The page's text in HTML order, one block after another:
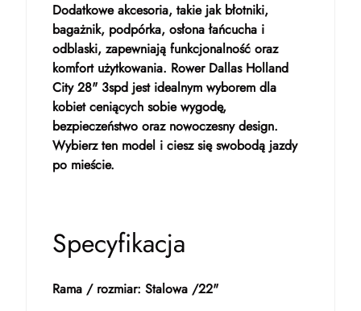
Dodatkowe akcesoria, takie jak błotniki,
bagażnik, podpórka, osłona łańcucha i
odblaski, zapewniają funkcjonalność oraz
komfort użytkowania. Rower Dallas Holland
City 28" 3spd jest idealnym wyborem dla
kobiet ceniących sobie wygodę,
bezpieczeństwo oraz nowoczesny design.
Wybierz ten model i ciesz się swobodą jazdy
po mieście.
Specyfikacja
Rama / rozmiar: Stalowa /22"